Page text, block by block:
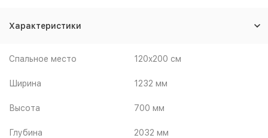
Характеристики
Спальное место 120x200 см
Ширина 1232 мм
Высота 700 мм
Глубина 2032 мм